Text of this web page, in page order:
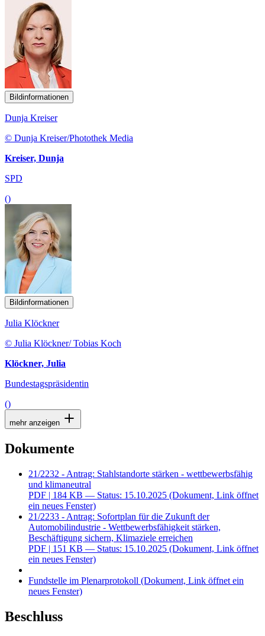
Bildinformationen
Dunja Kreiser
© Dunja Kreiser/Photothek Media
Kreiser, Dunja
SPD
()
Bildinformationen
Julia Klöckner
© Julia Klöckner/ Tobias Koch
Klöckner, Julia
Bundestagspräsidentin
()
mehr anzeigen
Dokumente
21/2232 - Antrag: Stahlstandorte stärken - wettbewerbsfähig
und klimaneutral
PDF | 184 KB — Status: 15.10.2025 (Dokument, Link öffnet
ein neues Fenster)
21/2233 - Antrag: Sofortplan für die Zukunft der
Automobilindustrie - Wettbewerbsfähigkeit stärken,
Beschäftigung sichern, Klimaziele erreichen
PDF | 151 KB — Status: 15.10.2025 (Dokument, Link öffnet
ein neues Fenster)
Fundstelle im Plenarprotokoll (Dokument, Link öffnet ein
neues Fenster)
Beschluss